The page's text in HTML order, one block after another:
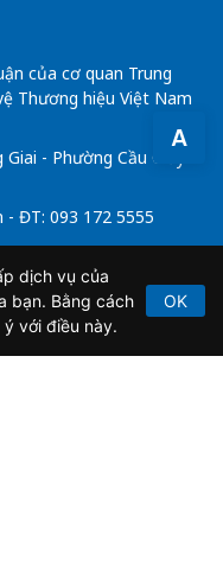
A
của cơ quan Trung
Thương hiệu Việt Nam
- Phường Cầu Giấy -
- ĐT: 093 172 5555
64/GP-BTTTT do Bộ
2/2020.
dịch vụ của
bạn. Bằng cách
với điều này.
OK